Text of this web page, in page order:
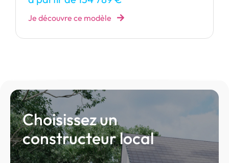
Je découvre ce modèle
Choisissez un
constructeur local